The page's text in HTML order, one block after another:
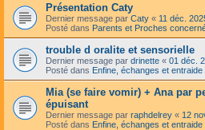
Présentation Caty
Dernier message par Caty « 11 déc.
Posté dans Parents et Proches
trouble d oralite et sensorielle
Dernier message par drinette « 01 déc.
Posté dans Enfine, échanges et
Mia (se faire vomir) + Ana par
épuisant
Dernier message par raphdelrey « 12
Posté dans Enfine, échanges et